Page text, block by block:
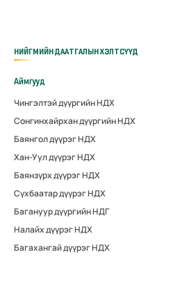
НИЙГМИЙН ДААТГАЛЫН ХЭЛТСҮҮД
Аймгууд
Чингэлтэй дүүргийн НДХ
Сонгинхайрхан дүүргийн НДХ
Баянгол дүүрэг НДХ
Хан-Уул дүүрэг НДХ
Баянзүрх дүүрэг НДХ
Сүхбаатар дүүрэг НДХ
Багануур дүүргийн НДГ
Налайх дүүрэг НДХ
Багахангай дүүрэг НДХ